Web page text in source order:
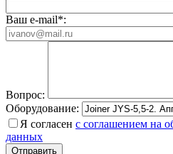
Ваш e-mail*:
Вопрос:
Оборудование:
Я согласен с соглашением на
данных